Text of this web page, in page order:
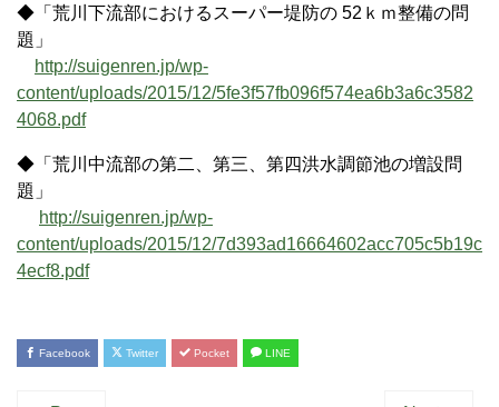
◆「荒川下流部におけるスーパー堤防の 52ｋｍ整備の問
題」
http://suigenren.jp/wp-
content/uploads/2015/12/5fe3f57fb096f574ea6b3a6c3582
4068.pdf
◆「荒川中流部の第二、第三、第四洪水調節池の増設問
題」
http://suigenren.jp/wp-
content/uploads/2015/12/7d393ad16664602acc705c5b19c
4ecf8.pdf
Facebook Twitter Pocket LINE